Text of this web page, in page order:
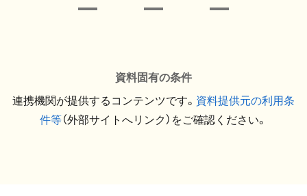
資料固有の条件
連携機関が提供するコンテンツです。 資料提供元の利用条
件等（外部サイトへリンク）をご確認ください。